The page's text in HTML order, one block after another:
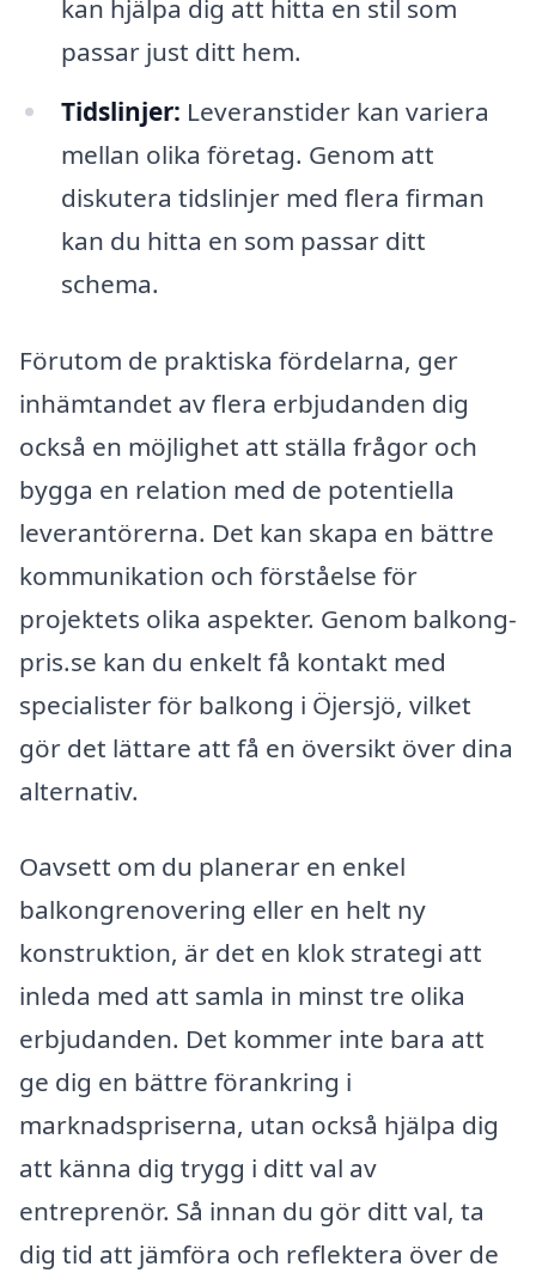
kan hjälpa dig att hitta en stil som
passar just ditt hem.
Tidslinjer: Leveranstider kan variera
mellan olika företag. Genom att
diskutera tidslinjer med flera firman
kan du hitta en som passar ditt
schema.
Förutom de praktiska fördelarna, ger
inhämtandet av flera erbjudanden dig
också en möjlighet att ställa frågor och
bygga en relation med de potentiella
leverantörerna. Det kan skapa en bättre
kommunikation och förståelse för
projektets olika aspekter. Genom balkong-
pris.se kan du enkelt få kontakt med
specialister för balkong i Öjersjö, vilket
gör det lättare att få en översikt över dina
alternativ.
Oavsett om du planerar en enkel
balkongrenovering eller en helt ny
konstruktion, är det en klok strategi att
inleda med att samla in minst tre olika
erbjudanden. Det kommer inte bara att
ge dig en bättre förankring i
marknadspriserna, utan också hjälpa dig
att känna dig trygg i ditt val av
entreprenör. Så innan du gör ditt val, ta
dig tid att jämföra och reflektera över de